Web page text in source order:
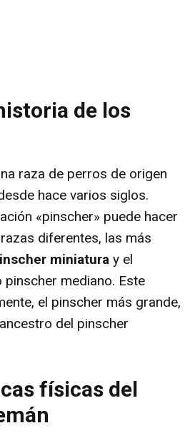
de los
raza de perros de origen
hace varios siglos.
«pinscher» puede hacer
diferentes, las más
miniatura y el
pinscher mediano. Este
el pinscher más grande,
del pinscher
físicas del